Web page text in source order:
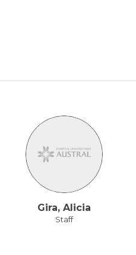
Gira, Alicia
Staff